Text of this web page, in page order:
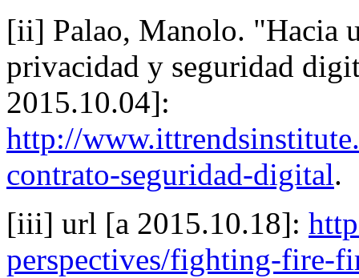
[ii] Palao, Manolo. "Hacia
privacidad y seguridad
2015.10.04]:
http://
contrato-seguridad-digital.
[iii] url [a 2015.10.18]:
perspectives/fighting-fire-